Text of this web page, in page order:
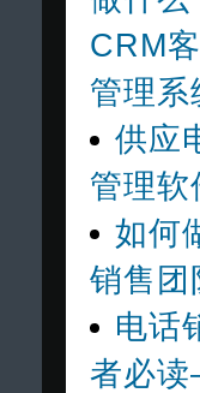
CRM
管理系
供应
管理软
如何
销售团
电话
者必